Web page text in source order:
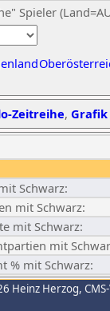
Spieler
Zeitreihe, Grafik
Schwarz:
mit Schwarz:
mit Schwarz:
mit
% mit Schwarz:
Heinz Herzog,